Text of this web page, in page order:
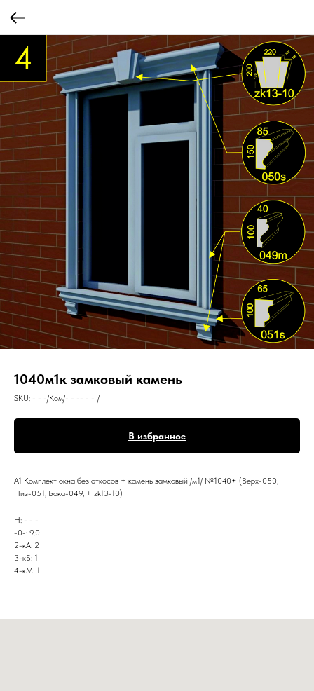
1040м1к замковый камень
SKU: - - -/Ком/- - -- - -_/
В избранное
А1 Комплект окна без откосов + камень замковый /м1/ №1040+ (Верх-050,
Низ-051, Бока-049, + zk13-10)
Н: - - -
-0-: 9.0
2-кА: 2
3-кБ: 1
4-кМ: 1